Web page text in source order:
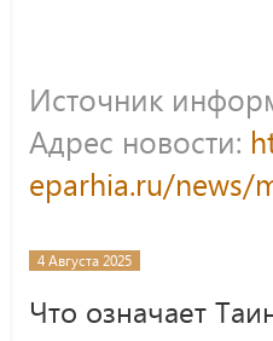
Источник
Адрес новости:
eparhia.ru/news/
4 Августа 2025
Что означает